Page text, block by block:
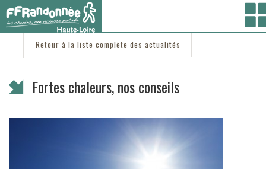
Vous êtes ici :Accueil/C'est d'actu
Retour à la liste complète des actualités
Fortes chaleurs, nos conseils